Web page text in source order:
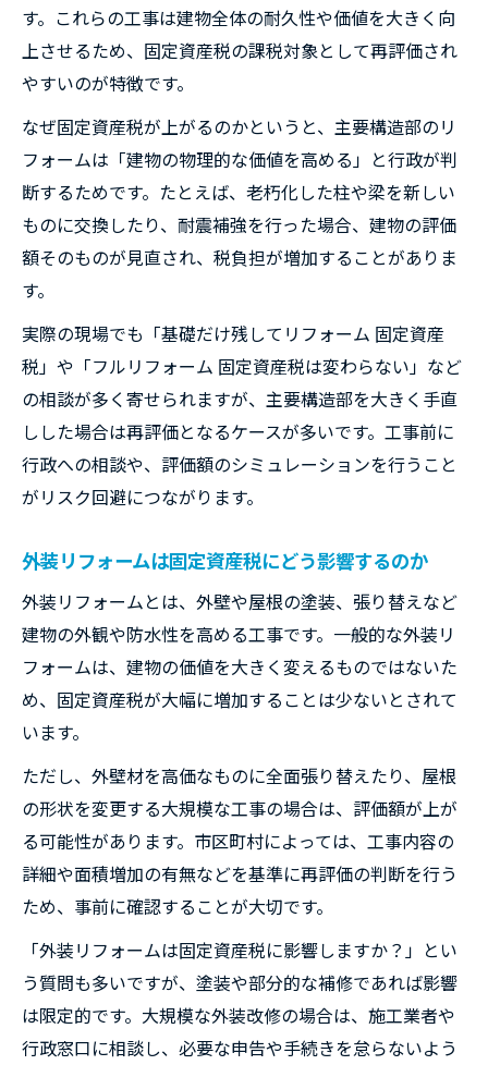
す。これらの工事は建物全体の耐久性や価値を大きく向
上させるため、固定資産税の課税対象として再評価され
やすいのが特徴です。
なぜ固定資産税が上がるのかというと、主要構造部のリ
フォームは「建物の物理的な価値を高める」と行政が判
断するためです。たとえば、老朽化した柱や梁を新しい
ものに交換したり、耐震補強を行った場合、建物の評価
額そのものが見直され、税負担が増加することがありま
す。
実際の現場でも「基礎だけ残してリフォーム 固定資産
税」や「フルリフォーム 固定資産税は変わらない」など
の相談が多く寄せられますが、主要構造部を大きく手直
しした場合は再評価となるケースが多いです。工事前に
行政への相談や、評価額のシミュレーションを行うこと
がリスク回避につながります。
外装リフォームは固定資産税にどう影響するのか
外装リフォームとは、外壁や屋根の塗装、張り替えなど
建物の外観や防水性を高める工事です。一般的な外装リ
フォームは、建物の価値を大きく変えるものではないた
め、固定資産税が大幅に増加することは少ないとされて
います。
ただし、外壁材を高価なものに全面張り替えたり、屋根
の形状を変更する大規模な工事の場合は、評価額が上が
る可能性があります。市区町村によっては、工事内容の
詳細や面積増加の有無などを基準に再評価の判断を行う
ため、事前に確認することが大切です。
「外装リフォームは固定資産税に影響しますか？」とい
う質問も多いですが、塗装や部分的な補修であれば影響
は限定的です。大規模な外装改修の場合は、施工業者や
行政窓口に相談し、必要な申告や手続きを怠らないよう